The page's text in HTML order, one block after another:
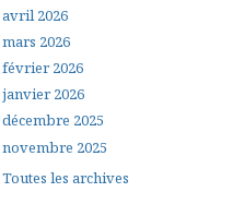
avril 2026
mars 2026
février 2026
janvier 2026
décembre 2025
novembre 2025
Toutes les archives